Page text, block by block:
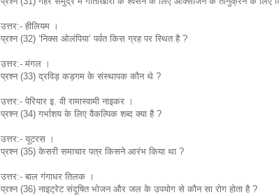
उत्तर:- हीलियम ।
प्रश्न (32) ‘निक्स ओलंपिया’ पर्वत किस ग्रह पर स्थित है ?
उत्तर:- मंगल ।
प्रश्न (33) द्रविड़ कड़गम के संस्थापक कौन थे ?
उत्तर:- पेरियार इ. वी रामास्वामी नाइकर ।
प्रश्न (34) गर्भाशय के लिए वैकल्पिक शब्द क्या है ?
उत्तर:- यूटरस ।
प्रश्न (35) केसरी समाचार पत्र किसने आरंभ किया था ?
उत्तर:- बाल गंगाधर तिलक ।
प्रश्न (36) नाइट्रेट संदूषित भोजन और जल के उपयोग से कौन सा रोग होता है ?